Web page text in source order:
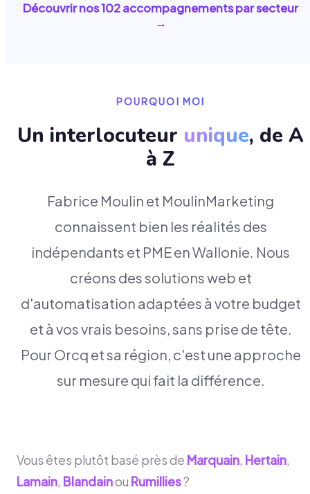
Découvrir nos102accompagnements par secteur
→
POURQUOI MOI
Un interlocuteur unique, de A
à Z
Fabrice Moulin et MoulinMarketing
connaissent bien les réalités des
indépendants et PME en Wallonie. Nous
créons des solutions web et
d'automatisation adaptées à votre budget
et à vos vrais besoins, sans prise de tête.
Pour Orcq et sa région, c'est une approche
sur mesure qui fait la différence.
Vous êtes plutôt basé près de Marquain, Hertain,
Lamain, Blandainou Rumillies?